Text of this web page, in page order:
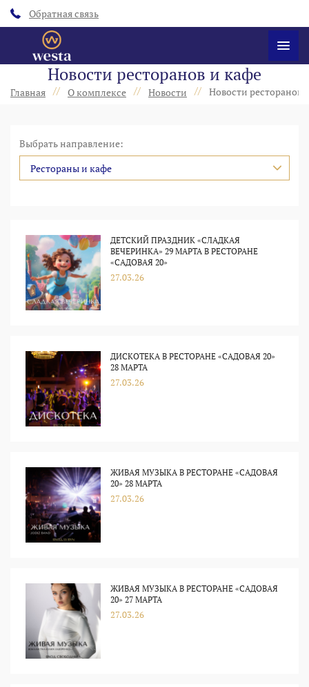
Обратная связь
Новости ресторанов и кафе
Главная // О комплексе // Новости // Новости ресторанов
Выбрать направление:
Рестораны и кафе
ДЕТСКИЙ ПРАЗДНИК «СЛАДКАЯ
ВЕЧЕРИНКА» 29 МАРТА В РЕСТОРАНЕ
«САДОВАЯ 20»
27.03.26
ДИСКОТЕКА В РЕСТОРАНЕ «САДОВАЯ 20»
28 МАРТА
27.03.26
ЖИВАЯ МУЗЫКА В РЕСТОРАНЕ «САДОВАЯ
20» 28 МАРТА
27.03.26
ЖИВАЯ МУЗЫКА В РЕСТОРАНЕ «САДОВАЯ
20» 27 МАРТА
27.03.26